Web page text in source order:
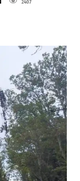
2407